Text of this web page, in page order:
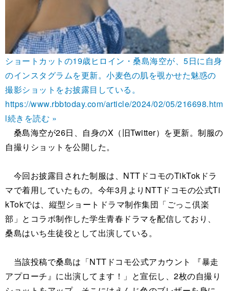
ショートカットの19歳ヒロイン・桑島海空が、5日に自身
のインスタグラムを更新。小麦色の肌を覗かせた魅惑の
撮影ショットをお披露目している。
https://www.rbbtoday.com/article/2024/02/05/216698.htm
l続きを読む »
桑島海空が26日、自身のX（旧Twitter）を更新。制服の
自撮りショットを公開した。
今回お披露目された制服は、NTTドコモのTikTokドラ
マで着用していたもの。今年3月よりNTTドコモの公式Ti
kTokでは、縦型ショートドラマ制作集団「ごっこ倶楽
部」とコラボ制作した学生青春ドラマを配信しており、
桑島はいち生徒役として出演している。
当該投稿で桑島は「NTTドコモ公式アカウント 『暴走
アプローチ』に出演してます！」と宣伝し、2枚の自撮り